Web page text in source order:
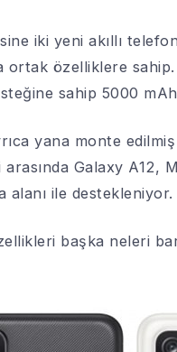
iki yeni akıllı
ortak özelliklere
sahip 5000
yana monte
Galaxy A12,
alanı ile destekleniyor.
başka neleri